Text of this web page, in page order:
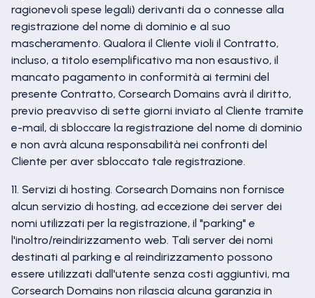
ragionevoli spese legali) derivanti da o connesse alla
registrazione del nome di dominio e al suo
mascheramento. Qualora il Cliente violi il Contratto,
incluso, a titolo esemplificativo ma non esaustivo, il
mancato pagamento in conformità ai termini del
presente Contratto, Corsearch Domains avrà il diritto,
previo preavviso di sette giorni inviato al Cliente tramite
e-mail, di sbloccare la registrazione del nome di dominio
e non avrà alcuna responsabilità nei confronti del
Cliente per aver sbloccato tale registrazione.
11. Servizi di hosting. Corsearch Domains non fornisce
alcun servizio di hosting, ad eccezione dei server dei
nomi utilizzati per la registrazione, il "parking" e
l'inoltro/reindirizzamento web. Tali server dei nomi
destinati al parking e al reindirizzamento possono
essere utilizzati dall'utente senza costi aggiuntivi, ma
Corsearch Domains non rilascia alcuna garanzia in